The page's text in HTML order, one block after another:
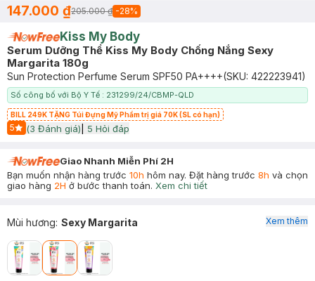
147.000 ₫205.000 ₫ -28%
Kiss My Body
Serum Dưỡng Thể Kiss My Body Chống Nắng Sexy
Margarita 180g
Sun Protection Perfume Serum SPF50 PA++++(SKU: 422223941)
Số công bố với Bộ Y Tế : 231299/24/CBMP-QLD
BILL 249K TẶNG Túi Đựng Mỹ Phẩm trị giá 70K (SL có hạn)
5
Start Icon
(3 Đánh giá) 5 Hỏi đáp
Giao Nhanh Miễn Phí 2H
Bạn muốn nhận hàng trước 10h hôm nay. Đặt hàng trước 8h và chọn
giao hàng 2H ở bước thanh toán. Xem chi tiết
Mùi hương: Sexy Margarita Xem thêm